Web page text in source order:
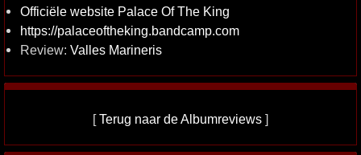
Officiële website Palace Of The King
https://palaceoftheking.bandcamp.com
Review: Valles Marineris
[Terug naar de Albumreviews ]